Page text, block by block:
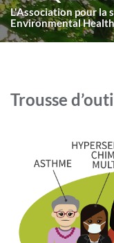
L'Association pour la
Environmental
Trousse